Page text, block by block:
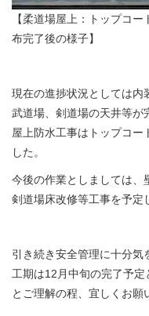
【柔道場屋上：トップコ
布完了後の様子】
現在の進捗状況としては内
武道場、剣道場の天井等が
屋上防水工事はトップコー
した。
今後の作業としましては、
剣道場床改修等工事を予定
引き続き安全管理に十分気
工期は12月中旬の完了予
とご理解の程、宜しくお願